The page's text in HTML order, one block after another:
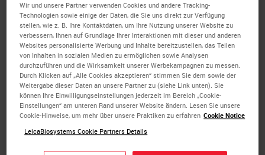
Wir und unsere Partner verwenden Cookies und andere Tracking-
Technologien sowie einige der Daten, die Sie uns direkt zur Verfügung
stellen, wie z. B. Ihre Kontaktdaten, um Ihre Nutzung unserer Website zu
verbessern, Ihnen auf Grundlage Ihrer Interaktionen mit dieser und anderen
Websites personalisierte Werbung und Inhalte bereitzustellen, das Teilen
von Inhalten in sozialen Medien zu ermöglichen sowie Analysen
durchzuführen und die Wirksamkeit unserer Werbekampagnen zu messen.
Durch Klicken auf „Alle Cookies akzeptieren“ stimmen Sie dem sowie der
Weitergabe dieser Daten an unsere Partner zu (siehe Link unten). Sie
können Ihre Einwilligungseinstellungen jederzeit im Bereich „Cookie-
Einstellungen“ am unteren Rand unserer Website ändern. Lesen Sie unsere
Cookie-Hinweise, um mehr über unsere Praktiken zu erfahren Cookie Notice
LeicaBiosystems Cookie Partners Details